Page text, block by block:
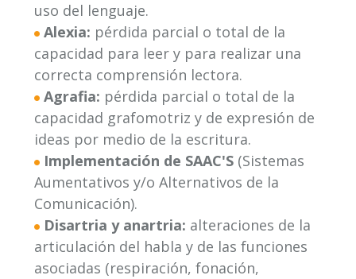
uso del lenguaje.
Alexia: pérdida parcial o total de la
capacidad para leer y para realizar una
correcta comprensión lectora.
Agrafia: pérdida parcial o total de la
capacidad grafomotriz y de expresión de
ideas por medio de la escritura.
Implementación de SAAC'S (Sistemas
Aumentativos y/o Alternativos de la
Comunicación).
Disartria y anartria: alteraciones de la
articulación del habla y de las funciones
asociadas (respiración, fonación,